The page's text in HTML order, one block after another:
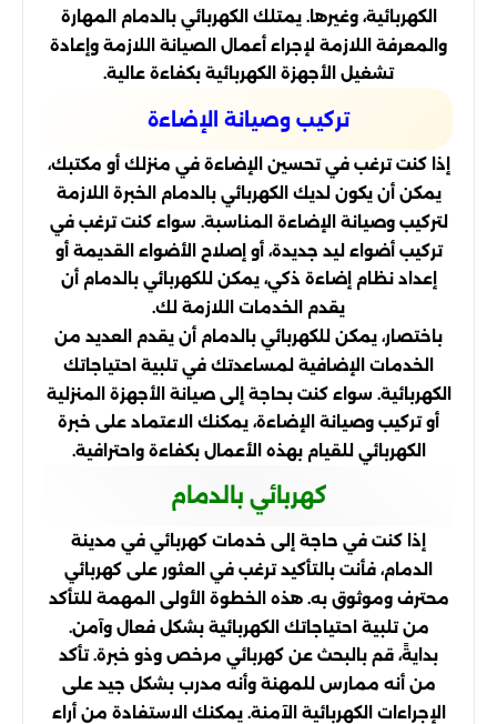
الكهربائية، وغيرها. يمتلك الكهربائي بالدمام المهارة
والمعرفة اللازمة لإجراء أعمال الصيانة اللازمة وإعادة
تشغيل الأجهزة الكهربائية بكفاءة عالية.
تركيب وصيانة الإضاءة
إذا كنت ترغب في تحسين الإضاءة في منزلك أو مكتبك،
يمكن أن يكون لديك الكهربائي بالدمام الخبرة اللازمة
لتركيب وصيانة الإضاءة المناسبة. سواء كنت ترغب في
تركيب أضواء ليد جديدة، أو إصلاح الأضواء القديمة أو
إعداد نظام إضاءة ذكي، يمكن للكهربائي بالدمام أن
يقدم الخدمات اللازمة لك.
باختصار، يمكن للكهربائي بالدمام أن يقدم العديد من
الخدمات الإضافية لمساعدتك في تلبية احتياجاتك
الكهربائية. سواء كنت بحاجة إلى صيانة الأجهزة المنزلية
أو تركيب وصيانة الإضاءة، يمكنك الاعتماد على خبرة
الكهربائي للقيام بهذه الأعمال بكفاءة واحترافية.
كهربائي بالدمام
إذا كنت في حاجة إلى خدمات كهربائي في مدينة
الدمام، فأنت بالتأكيد ترغب في العثور على كهربائي
محترف وموثوق به. هذه الخطوة الأولى المهمة للتأكد
من تلبية احتياجاتك الكهربائية بشكل فعال وآمن.
بدايةً، قم بالبحث عن كهربائي مرخص وذو خبرة. تأكد
من أنه ممارس للمهنة وأنه مدرب بشكل جيد على
الإجراءات الكهربائية الآمنة. يمكنك الاستفادة من أراء